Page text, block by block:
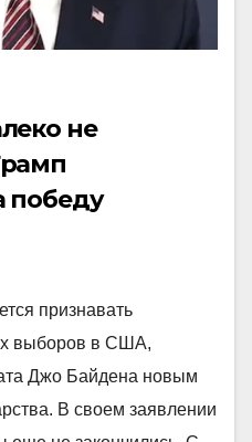
не
победу
признавать
выборов в США,
Джо Байдена новым
В своем заявлении